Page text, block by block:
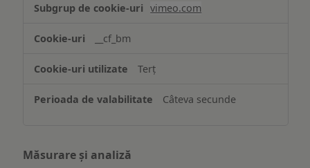
funcționalităților
ului
vimeo.com
__cf_bm
Terț
Câteva secunde
Măsurare și analiză